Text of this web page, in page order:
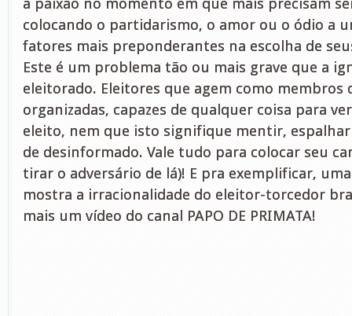
colocando o partidarismo, o amor ou o ódio a
fatores mais preponderantes na escolha de
Este é um problema tão ou mais grave que a
eleitorado. Eleitores que agem como membros
organizadas, capazes de qualquer coisa para
eleito, nem que isto signifique mentir,
de desinformado. Vale tudo para colocar seu
tirar o adversário de lá)! E pra exemplificar,
mostra a irracionalidade do eleitor-torcedor
mais um vídeo do canal PAPO DE PRIMATA!